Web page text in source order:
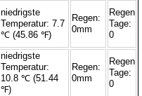
niedrigste
Temperatur: 7.7
℃ (45.86 ℉)
Regen:
0mm
Regen
Tage:
0
niedrigste
Temperatur:
10.8 ℃ (51.44
℉)
Regen:
0mm
Regen
Tage:
0